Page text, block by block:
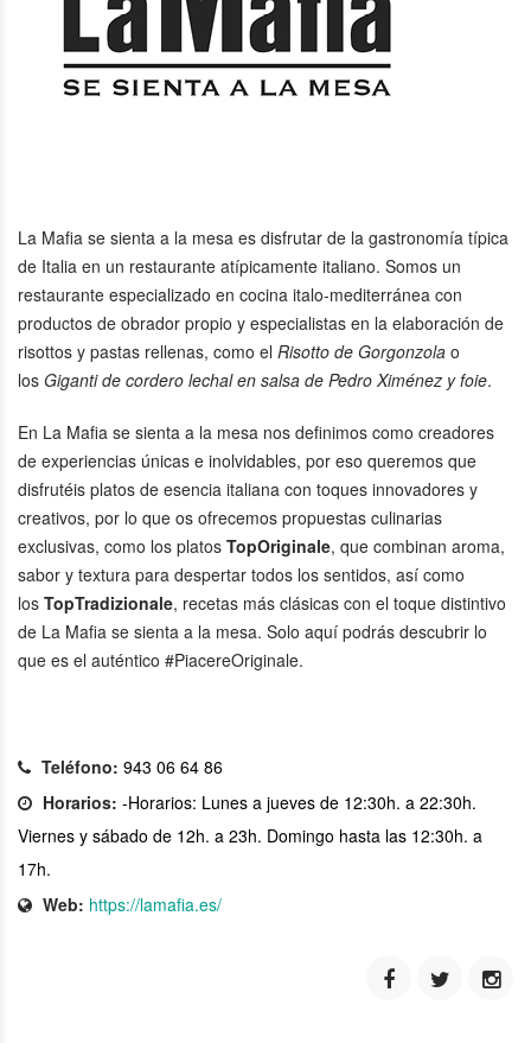
La Mafia se sienta a la mesa es disfrutar de la gastronomía típica
de Italia en un restaurante atípicamente italiano. Somos un
restaurante especializado en cocina italo-mediterránea con
productos de obrador propio y especialistas en la elaboración de
risottos y pastas rellenas, como el Risotto de Gorgonzola o
los Giganti de cordero lechal en salsa de Pedro Ximénez y foie.
En La Mafia se sienta a la mesa nos definimos como creadores
de experiencias únicas e inolvidables, por eso queremos que
disfrutéis platos de esencia italiana con toques innovadores y
creativos, por lo que os ofrecemos propuestas culinarias
exclusivas, como los platos TopOriginale, que combinan aroma,
sabor y textura para despertar todos los sentidos, así como
los TopTradizionale, recetas más clásicas con el toque distintivo
de La Mafia se sienta a la mesa. Solo aquí podrás descubrir lo
que es el auténtico #PiacereOriginale.
Teléfono: 943 06 64 86
Horarios: -Horarios: Lunes a jueves de 12:30h. a 22:30h.
Viernes y sábado de 12h. a 23h. Domingo hasta las 12:30h. a
17h.
Web: https://lamafia.es/